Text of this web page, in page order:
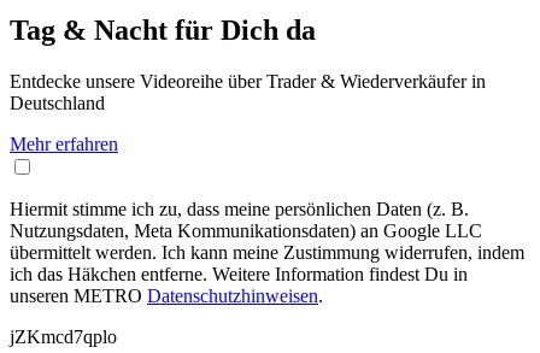
Tag & Nacht für Dich da
Entdecke unsere Videoreihe über Trader & Wiederverkäufer in
Deutschland
Mehr erfahren
Hiermit stimme ich zu, dass meine persönlichen Daten (z. B.
Nutzungsdaten, Meta Kommunikationsdaten) an Google LLC
übermittelt werden. Ich kann meine Zustimmung widerrufen, indem
ich das Häkchen entferne. Weitere Information findest Du in
unseren METRO Datenschutzhinweisen.
jZKmcd7qplo